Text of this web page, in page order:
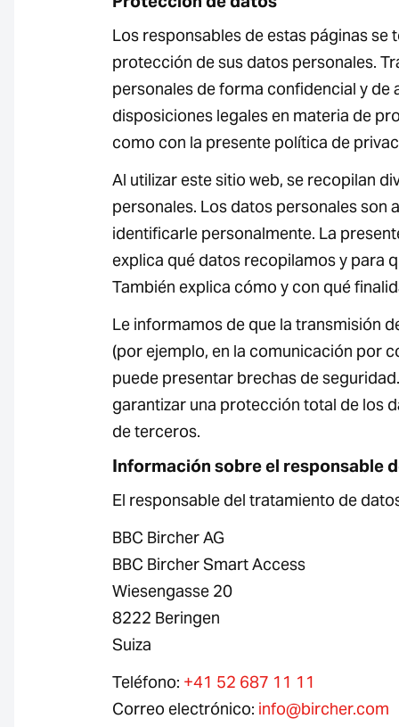
Los responsables de estas páginas se
protección de sus datos personales.
personales de forma confidencial y de
disposiciones legales en materia de
como con la presente política de
Al utilizar este sitio web, se recopilan
personales. Los datos personales son
identificarle personalmente. La
explica qué datos recopilamos y para
También explica cómo y con qué
Le informamos de que la transmisión
(por ejemplo, en la comunicación por
puede presentar brechas de
garantizar una protección total de los
de terceros.
Información sobre el responsable
El responsable del tratamiento de
BBC Bircher AG
BBC Bircher Smart Access
Wiesengasse 20
8222 Beringen
Suiza
Teléfono: +41 52 687 11 11
Correo electrónico: info@bircher.com